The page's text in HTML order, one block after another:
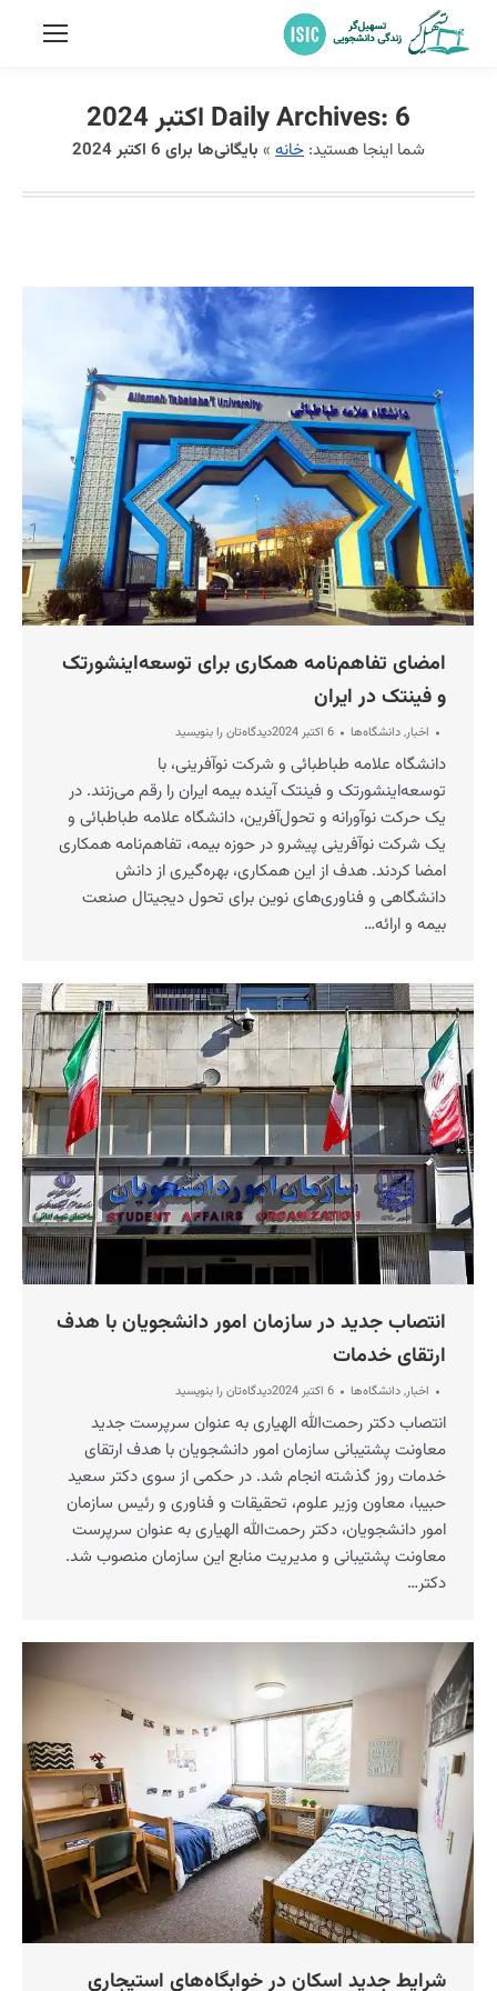
Daily Archives: 6 اکتبر 2024
شما اینجا هستید: خانه » بایگانی‌ها برای 6 اکتبر 2024
امضای تفاهم‌نامه همکاری برای توسعه‌اینشورتک
و فینتک در ایران
اخبار,دانشگاه‌ها 6 اکتبر 2024 دیدگاه‌تان را بنویسید
دانشگاه علامه طباطبائی و شرکت نوآفرینی، با
توسعه‌اینشورتک و فینتک آینده بیمه ایران را رقم می‌زنند. در
یک حرکت نوآورانه و تحول‌آفرین، دانشگاه علامه طباطبائی و
یک شرکت نوآفرینی پیشرو در حوزه بیمه، تفاهم‌نامه همکاری
امضا کردند. هدف از این همکاری، بهره‌گیری از دانش
دانشگاهی و فناوری‌های نوین برای تحول دیجیتال صنعت
بیمه و ارائه…
انتصاب جدید در سازمان امور دانشجویان با هدف
ارتقای خدمات
اخبار,دانشگاه‌ها 6 اکتبر 2024 دیدگاه‌تان را بنویسید
انتصاب دکتر رحمت‌الله الهیاری به عنوان سرپرست جدید
معاونت پشتیبانی سازمان امور دانشجویان با هدف ارتقای
خدمات روز گذشته انجام شد. در حکمی از سوی دکتر سعید
حبیبا، معاون وزیر علوم، تحقیقات و فناوری و رئیس سازمان
امور دانشجویان، دکتر رحمت‌الله الهیاری به عنوان سرپرست
معاونت پشتیبانی و مدیریت منابع این سازمان منصوب شد.
دکتر…
شرایط جدید اسکان در خوابگاه‌های استیجاری